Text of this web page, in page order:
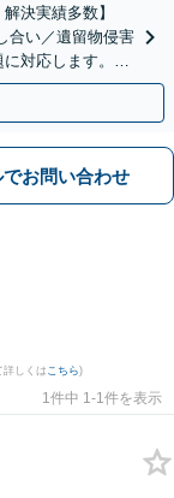
決実績多数】
合い／遺留物侵害
対応します。ご
します
でお問い合わせ
詳しくは こちら)
1件中 1-1件を表示